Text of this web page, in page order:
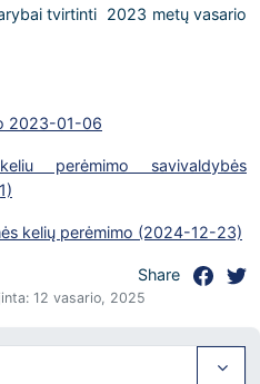
tvirtinti 2023 metų vasario
2023-01-06
perėmimo savivaldybės
kelių perėmimo (2024-12-23)
Share
12 vasario, 2025